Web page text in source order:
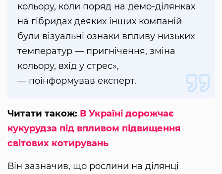
кольору, коли поряд на демо-ділянках
на гібридах деяких інших компаній
були візуальні ознаки впливу низьких
температур — пригнічення, зміна
кольору, вхід у стрес»,
— поінформував експерт.
Читати також: В Україні дорожчає
кукурудза під впливом підвищення
світових котирувань
Він зазначив, що рослини на ділянці